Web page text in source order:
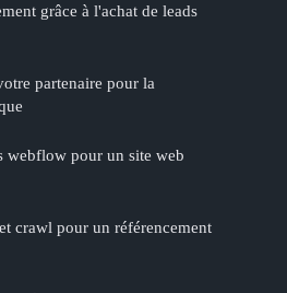
grâce à l'achat de leads
partenaire pour la
webflow pour un site web
crawl pour un référencement